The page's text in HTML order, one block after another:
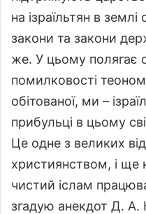
на ізраїльтян в землі
закони та закони
же. У цьому полягає
помилковості
обітованої, ми –
прибульці в цьому
Це одне з великих
християнством, і ще
чистий іслам
згадую анекдот Д. А.